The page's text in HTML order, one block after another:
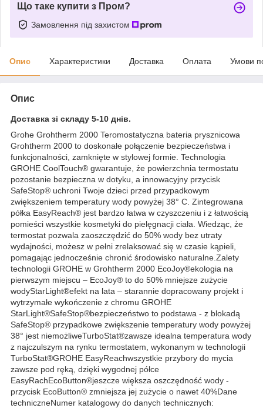
Що таке купити з Пром?
Замовлення під захистом
Опис Характеристики Доставка Оплата Умови
Опис
Доставка зі складу 5-10 днів.
Grohe Grohtherm 2000 Teromostatyczna bateria prysznicowa
Grohtherm 2000 to doskonałe połączenie bezpieczeństwa i
funkcjonalności, zamknięte w stylowej formie. Technologia
GROHE CoolTouch® gwarantuje, że powierzchnia termostatu
pozostanie bezpieczna w dotyku, a innowacyjny przycisk
SafeStop® uchroni Twoje dzieci przed przypadkowym
zwiększeniem temperatury wody powyżej 38° C. Zintegrowana
półka EasyReach® jest bardzo łatwa w czyszczeniu i z łatwością
pomieści wszystkie kosmetyki do pielęgnacji ciała. Wiedząc, że
termostat pozwala zaoszczędzić do 50% wody bez utraty
wydajności, możesz w pełni zrelaksować się w czasie kąpieli,
pomagając jednocześnie chronić środowisko naturalne.Zalety
technologii GROHE w Grohtherm 2000 EcoJoy®ekologia na
pierwszym miejscu – EcoJoy® to do 50% mniejsze zużycie
wodyStarLight®efekt na lata – starannie dopracowany projekt i
wytrzymałe wykończenie z chromu GROHE
StarLight®SafeStop®bezpieczeństwo to podstawa - z blokadą
SafeStop® przypadkowe zwiększenie temperatury wody powyżej
38° jest niemożliweTurboStat®zawsze idealna temperatura wody
z najczulszym na rynku termostatem, wykonanym w technologii
TurboStat®GROHE EasyReachwszystkie przybory do mycia
zawsze pod ręką, dzięki wygodnej półce
EasyRachEcoButton®jeszcze większa oszczędność wody -
przycisk EcoButton® zmniejsza jej zużycie o nawet 40%Dane
techniczneNumer katalogowy do danych technicznych: